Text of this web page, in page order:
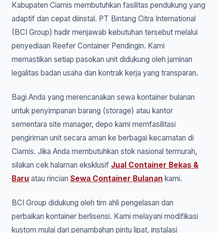
Kabupaten Ciamis membutuhkan fasilitas pendukung yang
adaptif dan cepat diinstal. PT Bintang Citra International
(BCI Group) hadir menjawab kebutuhan tersebut melalui
penyediaan Reefer Container Pendingin. Kami
memastikan setiap pasokan unit didukung oleh jaminan
legalitas badan usaha dan kontrak kerja yang transparan.
Bagi Anda yang merencanakan sewa kontainer bulanan
untuk penyimpanan barang (storage) atau kantor
sementara site manager, depo kami memfasilitasi
pengiriman unit secara aman ke berbagai kecamatan di
Ciamis. Jika Anda membutuhkan stok nasional termurah,
silakan cek halaman eksklusif Jual Container Bekas &
Baru atau rincian Sewa Container Bulanan kami.
BCI Group didukung oleh tim ahli pengelasan dan
perbaikan kontainer berlisensi. Kami melayani modifikasi
kustom mulai dari penambahan pintu lipat, instalasi